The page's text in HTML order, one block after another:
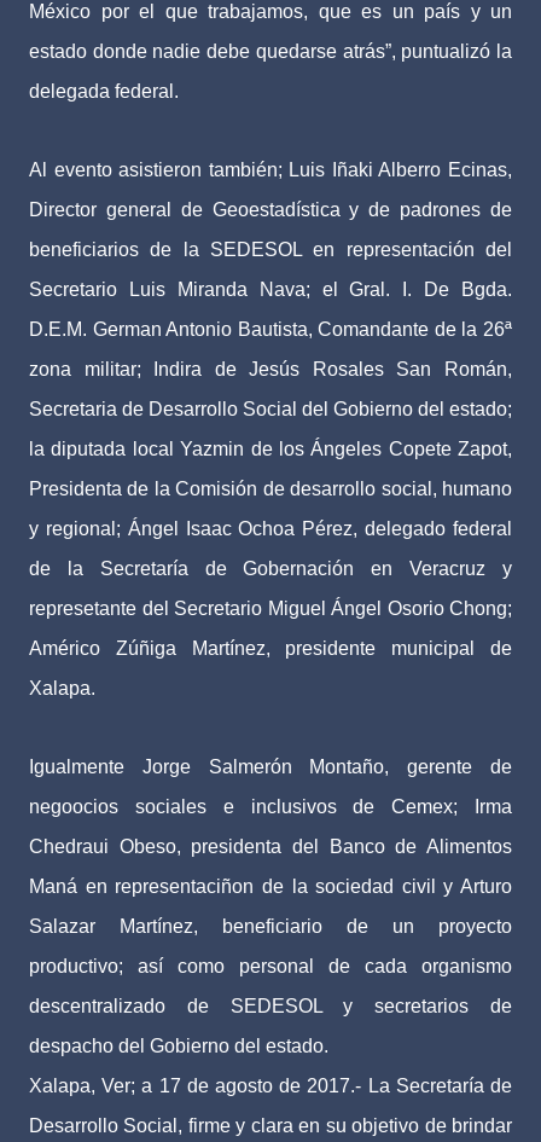
México por el que trabajamos, que es un país y un
estado donde nadie debe quedarse atrás”, puntualizó la
delegada federal.
Al evento asistieron también; Luis Iñaki Alberro Ecinas,
Director general de Geoestadística y de padrones de
beneficiarios de la SEDESOL en representación del
Secretario Luis Miranda Nava; el Gral. I. De Bgda.
D.E.M. German Antonio Bautista, Comandante de la 26ª
zona militar; Indira de Jesús Rosales San Román,
Secretaria de Desarrollo Social del Gobierno del estado;
la diputada local Yazmin de los Ángeles Copete Zapot,
Presidenta de la Comisión de desarrollo social, humano
y regional; Ángel Isaac Ochoa Pérez, delegado federal
de la Secretaría de Gobernación en Veracruz y
represetante del Secretario Miguel Ángel Osorio Chong;
Américo Zúñiga Martínez, presidente municipal de
Xalapa.
Igualmente Jorge Salmerón Montaño, gerente de
negoocios sociales e inclusivos de Cemex; Irma
Chedraui Obeso, presidenta del Banco de Alimentos
Maná en representaciñon de la sociedad civil y Arturo
Salazar Martínez, beneficiario de un proyecto
productivo; así como personal de cada organismo
descentralizado de SEDESOL y secretarios de
despacho del Gobierno del estado.
Xalapa, Ver; a 17 de agosto de 2017.- La Secretaría de
Desarrollo Social, firme y clara en su objetivo de brindar